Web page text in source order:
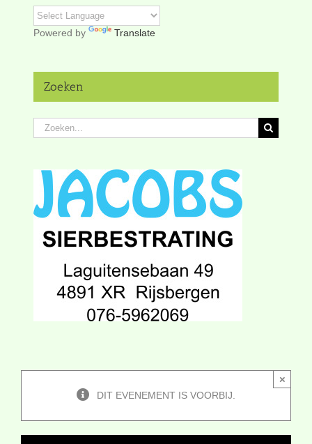
DIT EVENEMENT IS VOORBIJ.
×
Powered by Translate
Zoeken
Zoeken
naar: